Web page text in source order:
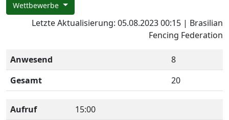
Wettbewerbe
Letzte Aktualisierung: 05.08.2023 00:15 | Brasilian
Fencing Federation
Anwesend
8
Gesamt
20
Aufruf
15:00